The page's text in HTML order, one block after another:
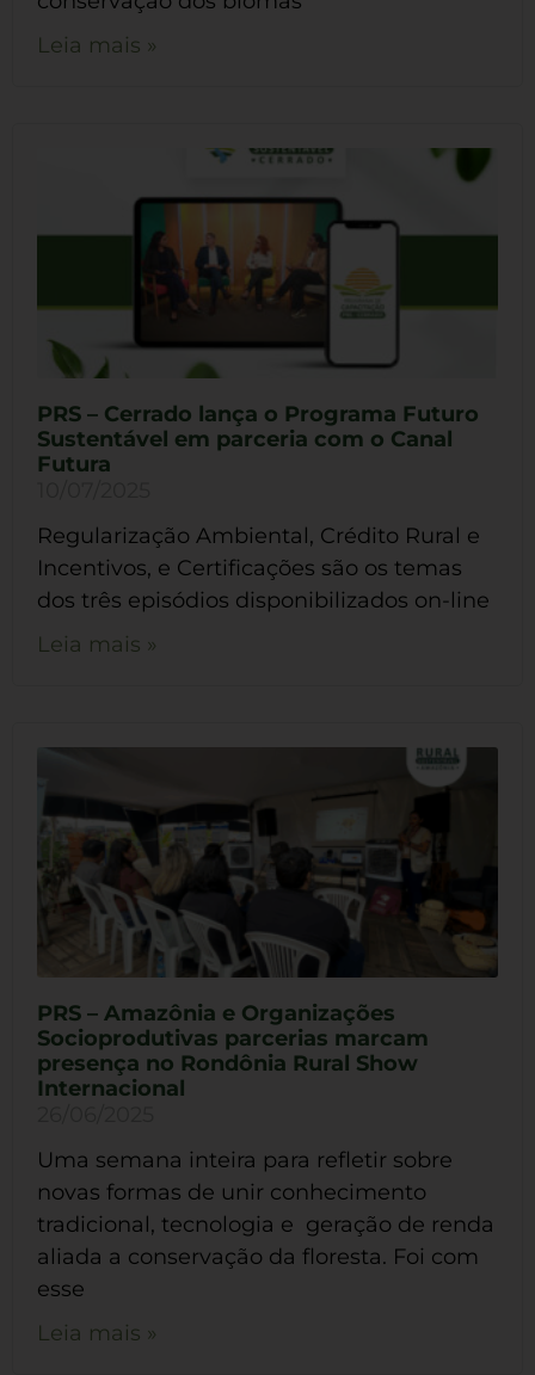
Leia mais »
PRS – Cerrado lança o Programa Futuro
Sustentável em parceria com o Canal
Futura
Regularização Ambiental, Crédito Rural e
Incentivos, e Certificações são os temas
dos três episódios disponibilizados on-line
Leia mais »
PRS – Amazônia e Organizações
Socioprodutivas parcerias marcam
presença no Rondônia Rural Show
Internacional
Uma semana inteira para refletir sobre
novas formas de unir conhecimento
tradicional, tecnologia e geração de renda
aliada a conservação da floresta. Foi com
esse
Leia mais »